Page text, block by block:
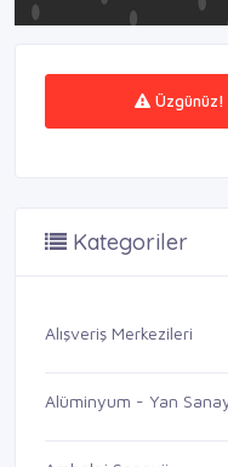
Üzgünüz!
Kategoriler
Alışveriş Merkezileri
Alüminyum - Yan